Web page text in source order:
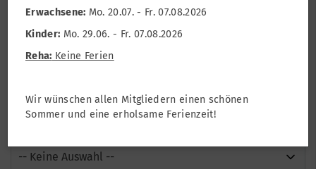
Suchbegriff
Erwachsene: Mo. 20.07. - Fr. 07.08.2026
Kinder: Mo. 29.06. - Fr. 07.08.2026
Reha: Keine Ferien
Wir wünschen allen Mitgliedern einen schönen
Sommer und eine erholsame Ferienzeit!